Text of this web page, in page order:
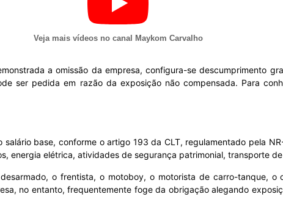
Veja mais vídeos no canal Maykom Carvalho
a omissão da empresa, configura-se descumprimento
ser pedida em razão da exposição não compensada. Para
base, conforme o artigo 193 da CLT, regulamentado pela
energia elétrica, atividades de segurança patrimonial, transporte
o frentista, o motoboy, o motorista de carro-tanque, o
no entanto, frequentemente foge da obrigação alegando